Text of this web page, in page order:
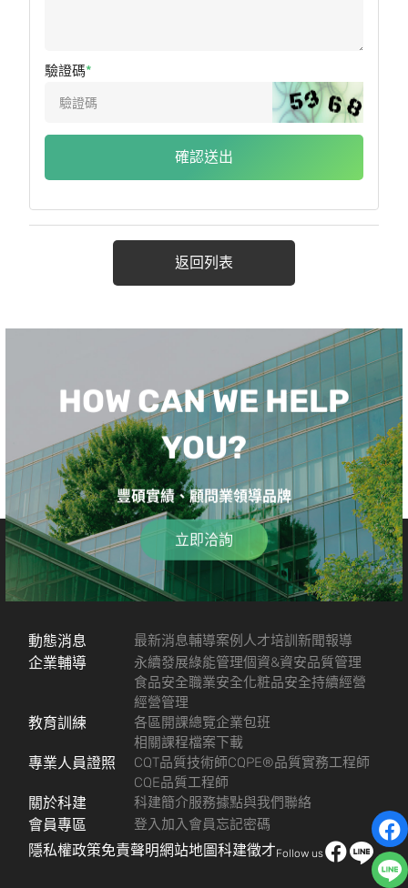
驗證碼
確認送出
返回列表
HOW CAN WE HELP
YOU?
豐碩實績、顧問業領導品牌
立即洽詢
動態消息 最新消息輔導案例 人才培訓新聞報導
企業輔導 永續發展綠能管理個資&資安品質管理
食品安全職業安全化粧品安全持續經營
經營管理
教育訓練 各區開課總覽企業包班
相關課程檔案下載
專業人員證照 CQT品質技術師CQPE®品質實務工程師
CQE品質工程師
關於科建 科建簡介服務據點與我們聯絡
會員專區 登入加入會員忘記密碼
隱私權政策免責聲明網站地圖科建徵才Follow us